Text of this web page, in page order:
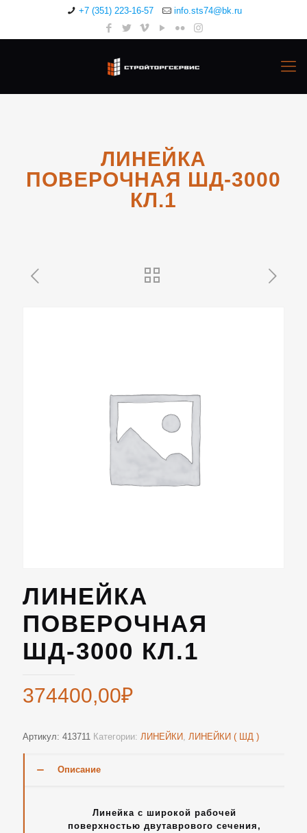
+7 (351) 223-16-57 info.sts74@bk.ru
ЛИНЕЙКА
ПОВЕРОЧНАЯ ШД-3000
КЛ.1
ЛИНЕЙКА
ПОВЕРОЧНАЯ
ШД-3000 КЛ.1
374400,00₽
Артикул: 413711 Категории: ЛИНЕЙКИ, ЛИНЕЙКИ ( ШД )
Описание
Линейка с широкой рабочей
поверхностью двутаврового сечения,